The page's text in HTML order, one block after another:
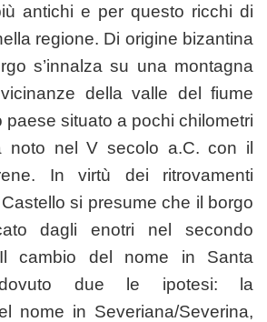
antichi e per questo ricchi di
regione. Di origine bizantina
s’innalza su una montagna
della valle del fiume
paese situato a pochi chilometri
noto nel V secolo a.C. con il
In virtù dei ritrovamenti
si presume che il borgo
dagli enotri nel secondo
cambio del nome in Santa
due le ipotesi: la
nome in Severiana/Severina,